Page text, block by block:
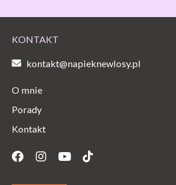
KONTAKT
kontakt@napieknewlosy.pl
O mnie
Porady
Kontakt
Facebook
Instagram
YoutubeTiktok